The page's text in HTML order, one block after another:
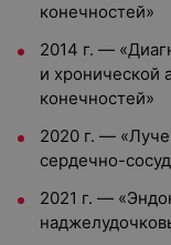
конечностей»
2014 г. —
и хронической
конечностей»
2020 г. —
сердечно-
2021 г. —